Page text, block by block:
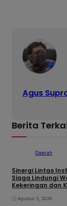
Agus
Berita
Daerah
Sinergi Lintas
Siaga Lindungi
Kekeringan dan
Agustus 5, 2026